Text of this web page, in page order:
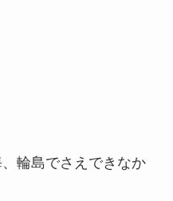
輪島でさえできなか